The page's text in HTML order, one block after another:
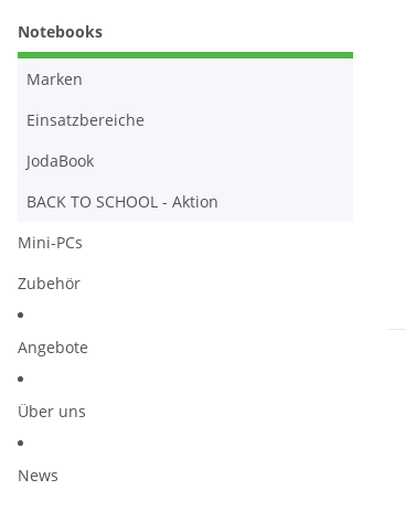
Notebooks
Marken
Einsatzbereiche
JodaBook
BACK TO SCHOOL - Aktion
Mini-PCs
Zubehör
Angebote
Über uns
News